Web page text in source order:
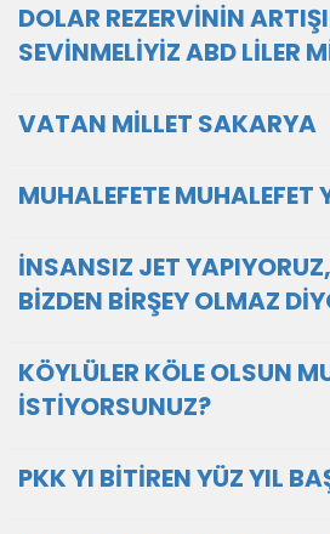
DOLAR REZERVİNİN
SEVİNMELİYİZ ABD LİLER
VATAN MİLLET SAKARYA
MUHALEFETE
İNSANSIZ JET
BİZDEN BİRŞEY OLMAZ
KÖYLÜLER KÖLE OLSUN
İSTİYORSUNUZ?
PKK YI BİTİREN YÜZ YIL